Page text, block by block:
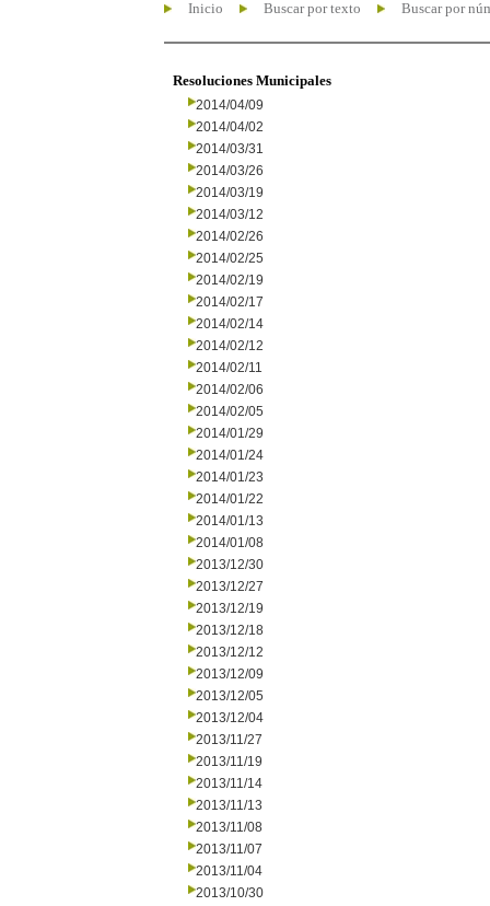
Inicio Buscar por texto Buscar por
Resoluciones Municipales
2014/04/09
2014/04/02
2014/03/31
2014/03/26
2014/03/19
2014/03/12
2014/02/26
2014/02/25
2014/02/19
2014/02/17
2014/02/14
2014/02/12
2014/02/11
2014/02/06
2014/02/05
2014/01/29
2014/01/24
2014/01/23
2014/01/22
2014/01/13
2014/01/08
2013/12/30
2013/12/27
2013/12/19
2013/12/18
2013/12/12
2013/12/09
2013/12/05
2013/12/04
2013/11/27
2013/11/19
2013/11/14
2013/11/13
2013/11/08
2013/11/07
2013/11/04
2013/10/30